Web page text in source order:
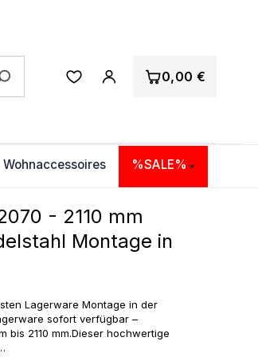
0,00 €
Wohnaccessoires %SALE%
- 2110 mm
Montage in
Lagerware Montage in der
sofort verfügbar –
bis 2110 mm.Dieser hochwertige